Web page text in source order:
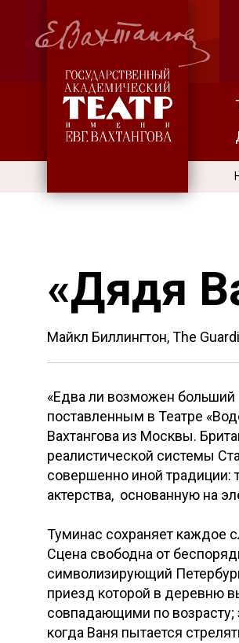
«Дядя
Майкл Биллингтон, The
«Едва ли возможен больший
поставленным в Театре
Вахтангова из Москвы.
реалистической системы
совершенно иной традиции:
актерства, основанную на
Туминас сохраняет каждое
Сцена свободна от
символизирующий
приезд которой в деревню
совпадающими по возрасту;
когда Ваня пытается